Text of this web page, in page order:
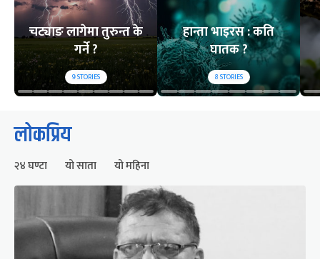
चट्याङ लागेमा तुरुन्त के
गर्ने ?
9STORIES
हान्ता भाइरस : कति
घातक ?
8STORIES
लोकप्रिय
२४ घण्टा यो साता यो महिना